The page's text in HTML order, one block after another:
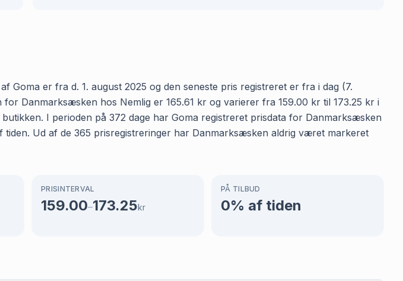
er fra d. 1. august 2025 og den seneste pris registreret er fra i dag (7.
Danmarksæsken hos Nemlig er 165.61 kr og varierer fra 159.00 kr til 173.25 kr i
I perioden på 372 dage har Goma registreret prisdata for Danmarksæsken
Ud af de 365 prisregistreringer har Danmarksæsken aldrig været markeret
PRISINTERVAL
159.00–173.25kr
PÅ TILBUD
0% af tiden